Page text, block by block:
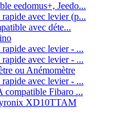
eedomus+, Jeedo...
avec levier (p...
avec déte...
avec levier - ...
avec levier - ...
ou Anémomètre
avec levier - ...
Fibaro ...
XD10TTAM